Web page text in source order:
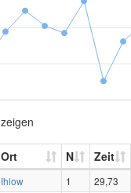
Ort N Zeit
Ihlow 1
29,73